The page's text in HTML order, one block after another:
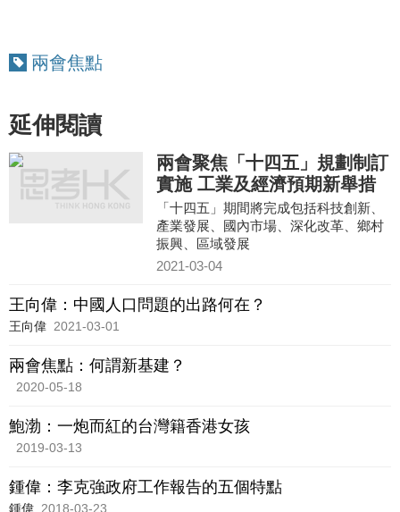
兩會焦點
延伸閱讀
兩會聚焦「十四五」規劃制訂
實施 工業及經濟預期新舉措
「十四五」期間將完成包括科技創新、
產業發展、國內市場、深化改革、鄉村
振興、區域發展
2021-03-04
王向偉：中國人口問題的出路何在？
王向偉 2021-03-01
兩會焦點：何謂新基建？
2020-05-18
鮑渤：一炮而紅的台灣籍香港女孩
2019-03-13
鍾偉：李克強政府工作報告的五個特點
鍾偉 2018-03-23